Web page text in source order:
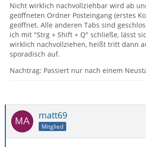
Nicht wirklich nachvollziehbar wird ab
geöffneten Ordner Posteingang (erstes
geöffnet. Alle anderen Tabs sind
ich mit "Strg + Shift + Q" schließe, lässt
wirklich nachvollziehen, heißt tritt dann
sporadisch auf.
Nachtrag: Passiert nur nach einem
matt69
Mitglied